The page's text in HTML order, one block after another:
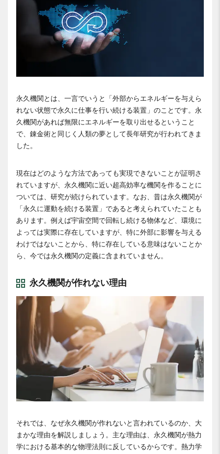
永久機関とは、一言でいうと「外部からエネルギーを与えら
れない状態で永久に仕事を行い続ける装置」のことです。永
久機関があれば無限にエネルギーを取り出せるということ
で、錬金術と同じく人類の夢として長年研究が行われてきま
した。
現在はどのような方法であっても実現できないことが証明さ
れていますが、永久機関に近い超高効率な機関を作ることに
ついては、研究が続けられています。なお、昔は永久機関が
「永久に運動を続ける装置」であると考えられていたことも
あります。例えば宇宙空間で回転し続ける物体など、環境に
よっては実際に存在していますが、特に外部に影響を与える
わけではないことから、特に存在している意味はないことか
ら、今では永久機関の定義に含まれていません。
永久機関が作れない理由
それでは、なぜ永久機関が作れないと言われているのか、大
まかな理由を解説しましょう。主な理由は、永久機関が熱力
学における基本的な物理法則に反しているからです。熱力学